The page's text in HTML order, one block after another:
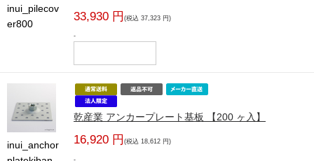
inui_pilecov
er800
33,930 円 (税込 37,323 円)
-
inui_anchor
乾産業 アンカープレート基板 【200 ヶ入】
16,920 円 (税込 18,612 円)
-